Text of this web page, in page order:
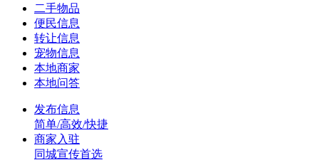
二手物品
便民信息
转让信息
宠物信息
本地商家
本地问答
发布信息
简单/高效/快捷
商家入驻
同城宣传首选